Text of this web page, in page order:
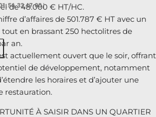
47.00 |
de 48.000 € HT/HC.
d’affaires de 501.787 € HT avec un
tout en brassant 250 hectolitres de
an.
actuellement ouvert que le soir, offrant
de développement, notamment
les horaires et d’ajouter une
restauration.
À SAISIR DANS UN QUARTIER